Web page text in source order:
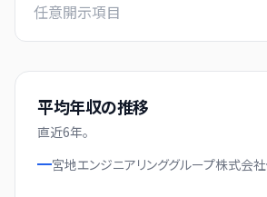
任意開示項目
平均年収の推移
直近6年。
宮地エンジニアリンググループ株式会社